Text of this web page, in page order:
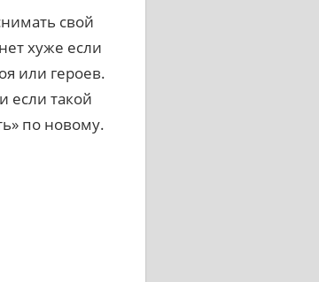
свой
хуже если
или героев.
если такой
по новому.